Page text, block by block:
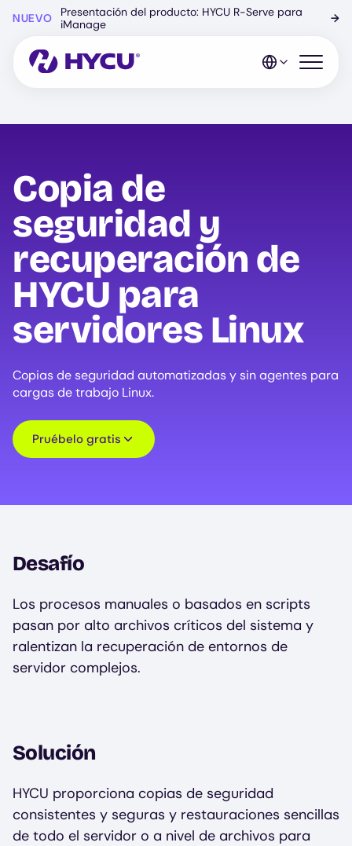
principal
NUEVO
Presentación del producto: HYCU R-Serve para
iManage
→
Abrir el
Copia de
seguridad y
recuperación de
HYCU para
servidores Linux
Copias de seguridad automatizadas y sin agentes para
cargas de trabajo Linux.
Pruébelo gratis
Desafío
Los procesos manuales o basados en scripts
pasan por alto archivos críticos del sistema y
ralentizan la recuperación de entornos de
servidor complejos.
Solución
HYCU proporciona copias de seguridad
consistentes y seguras y restauraciones sencillas
de todo el servidor o a nivel de archivos para